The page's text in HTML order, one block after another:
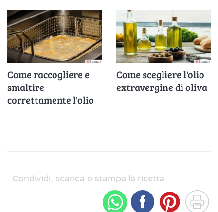
Come raccogliere e
smaltire
correttamente l'olio
Come scegliere l'olio
extravergine di oliva
Condividi, scarica o stampa la ricetta